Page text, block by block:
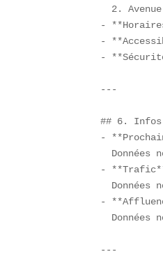
2.
-
-
-
---
## 6.
-
Données
-
Données
-
Données
---